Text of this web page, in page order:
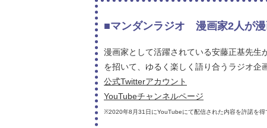
■マンダンラジオ 漫画家2人が漫
漫画家として活躍されている安藤正基先生
を招いて、ゆるく楽しく語り合うラジオ企
公式Twitterアカウント
YouTubeチャンネルページ
※2020年8月31日にYouTubeにて配信された内容を許諾を得